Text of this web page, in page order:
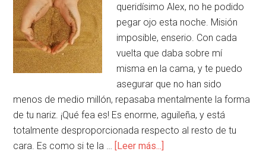
queridísimo Alex, no he podido
pegar ojo esta noche. Misión
imposible, enserio. Con cada
vuelta que daba sobre mí
misma en la cama, y te puedo
asegurar que no han sido
menos de medio millón, repasaba mentalmente la forma
de tu nariz. ¡Qué fea es! Es enorme, aguileña, y está
totalmente desproporcionada respecto al resto de tu
cara. Es como si te la … [Leer más...]